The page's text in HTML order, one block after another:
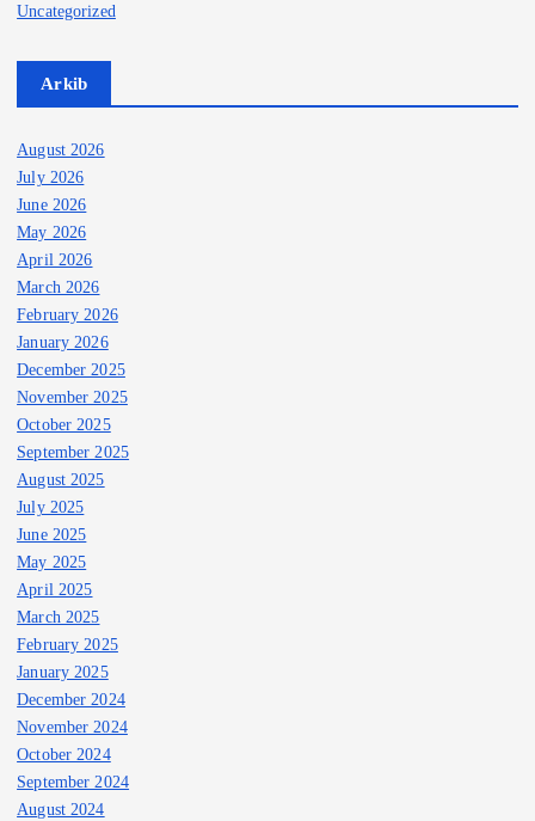
Uncategorized
Arkib
August 2026
July 2026
June 2026
May 2026
April 2026
March 2026
February 2026
January 2026
December 2025
November 2025
October 2025
September 2025
August 2025
July 2025
June 2025
May 2025
April 2025
March 2025
February 2025
January 2025
December 2024
November 2024
October 2024
September 2024
August 2024